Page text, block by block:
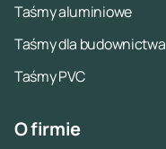
Taśmy aluminiowe
Taśmy dla budownictwa
Taśmy PVC
O firmie